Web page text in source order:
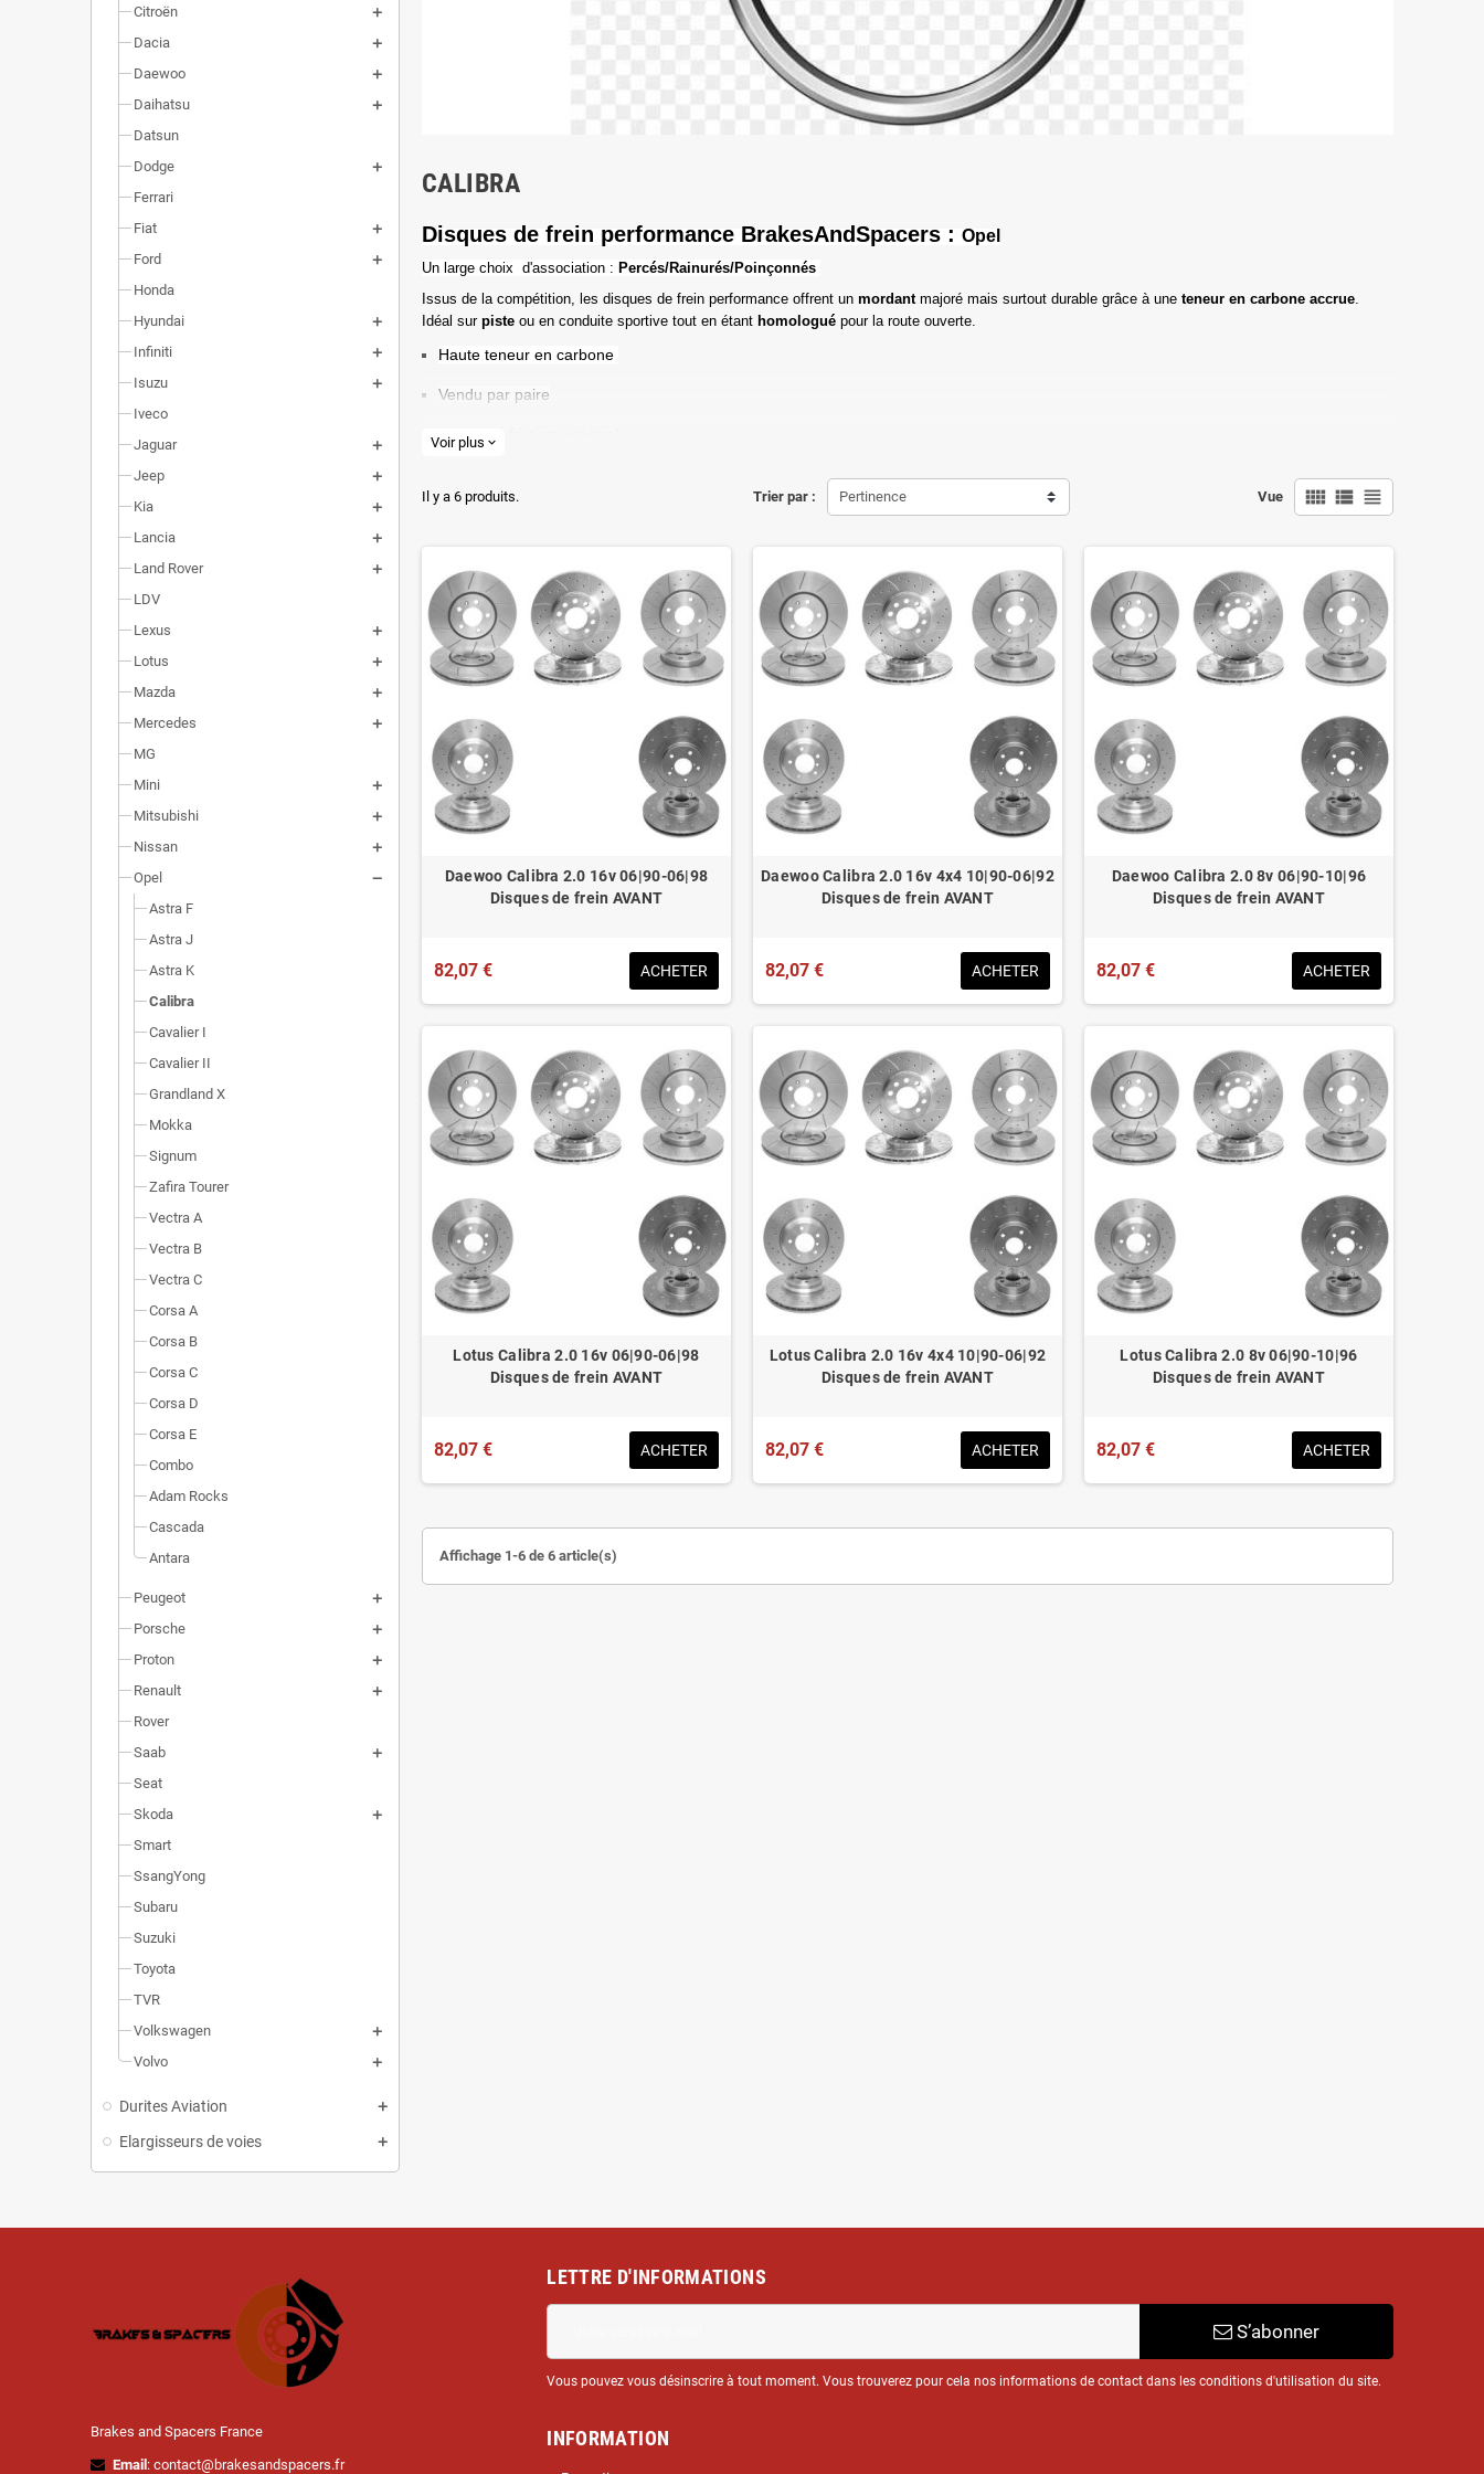
Citroën
Dacia
Daewoo
Daihatsu
Datsun
Dodge
Ferrari
Fiat
Ford
Honda
Hyundai
Infiniti
Isuzu
Iveco
Jaguar
Jeep
Kia
Lancia
Land Rover
LDV
Lexus
Lotus
Mazda
Mercedes
MG
Mini
Mitsubishi
Nissan
Opel
Astra F
Astra J
Astra K
Calibra
Cavalier I
Cavalier II
Grandland X
Mokka
Signum
Zafira Tourer
Vectra A
Vectra B
Vectra C
Corsa A
Corsa B
Corsa C
Corsa D
Corsa E
Combo
Adam Rocks
Cascada
Antara
Peugeot
Porsche
Proton
Renault
Rover
Saab
Seat
Skoda
Smart
SsangYong
Subaru
Suzuki
Toyota
TVR
Volkswagen
Volvo
Durites Aviation
Elargisseurs de voies
CALIBRA
Disques de frein performance BrakesAndSpacers : Opel
Un l arge choix d'association : Percés/Rainurés/Poinçonnés
Issus de la compétition, les disques de frein performance offrent un mordant majoré mais surtout durable grâce à une teneur en carbone accrue.
Idéal sur piste ou en conduite sportive tout en étant homologué pour la route ouverte.
Haute teneur en carbone
Vendu par paire
Valeur de friction maximale
Homologué pour le contrôle technique
Voir plus expand_more
Trier par : Pertinence Vue view_comfy view_list view_headline
Il y a 6 produits.
Daewoo Calibra 2.0 16v 06|90-06|98
Disques de frein AVANT
82,07 € ACHETER
Daewoo Calibra 2.0 16v 4x4 10|90-06|92
Disques de frein AVANT
82,07 € ACHETER
Daewoo Calibra 2.0 8v 06|90-10|96
Disques de frein AVANT
82,07 € ACHETER
Lotus Calibra 2.0 16v 06|90-06|98
Disques de frein AVANT
82,07 € ACHETER
Lotus Calibra 2.0 16v 4x4 10|90-06|92
Disques de frein AVANT
82,07 € ACHETER
Lotus Calibra 2.0 8v 06|90-10|96
Disques de frein AVANT
82,07 € ACHETER
Affichage 1-6 de 6 article(s)
Brakes and Spacers France
Email : contact@brakesandspacers.fr
LETTRE D'INFORMATIONS
S’abonner
Vous pouvez vous désinscrire à tout moment. Vous trouverez pour cela nos informations de contact dans les conditions d'utilisation du site.
INFORMATION